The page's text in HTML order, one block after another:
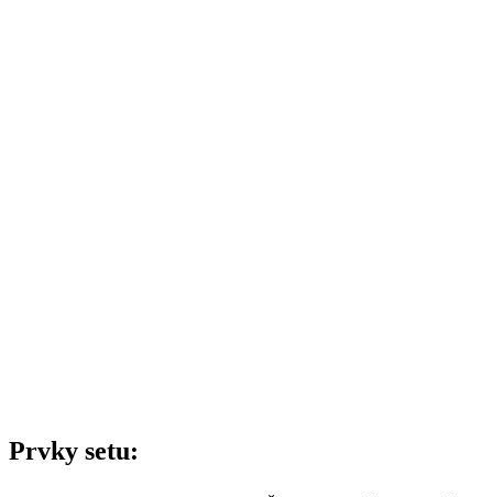
Prvky setu: